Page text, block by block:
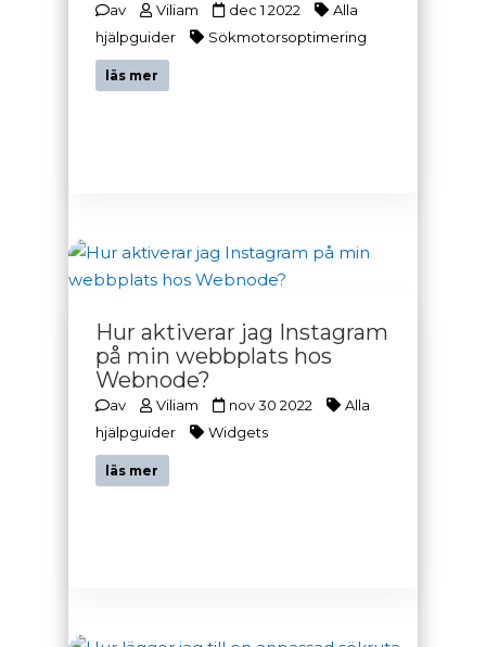
av Viliam dec 1 2022
Alla
hjälpguider
Sökmotorsoptimering
läs mer
Hur aktiverar jag Instagram
på min webbplats hos
Webnode?
av Viliam nov 30 2022
Alla
hjälpguider
Widgets
läs mer